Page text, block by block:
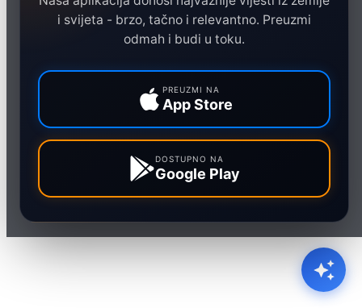
i svijeta - brzo, tačno i relevantno. Preuzmi
odmah i budi u toku.
PREUZMI NA
App Store
DOSTUPNO NA
Google Play
Hronika